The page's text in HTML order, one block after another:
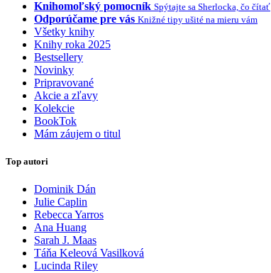
Knihomoľský pomocník Spýtajte sa Sherlocka, čo čítať
Odporúčame pre vás Knižné tipy ušité na mieru vám
Všetky knihy
Knihy roka 2025
Bestsellery
Novinky
Pripravované
Akcie a zľavy
Kolekcie
BookTok
Mám záujem o titul
Top autori
Dominik Dán
Julie Caplin
Rebecca Yarros
Ana Huang
Sarah J. Maas
Táňa Keleová Vasilková
Lucinda Riley